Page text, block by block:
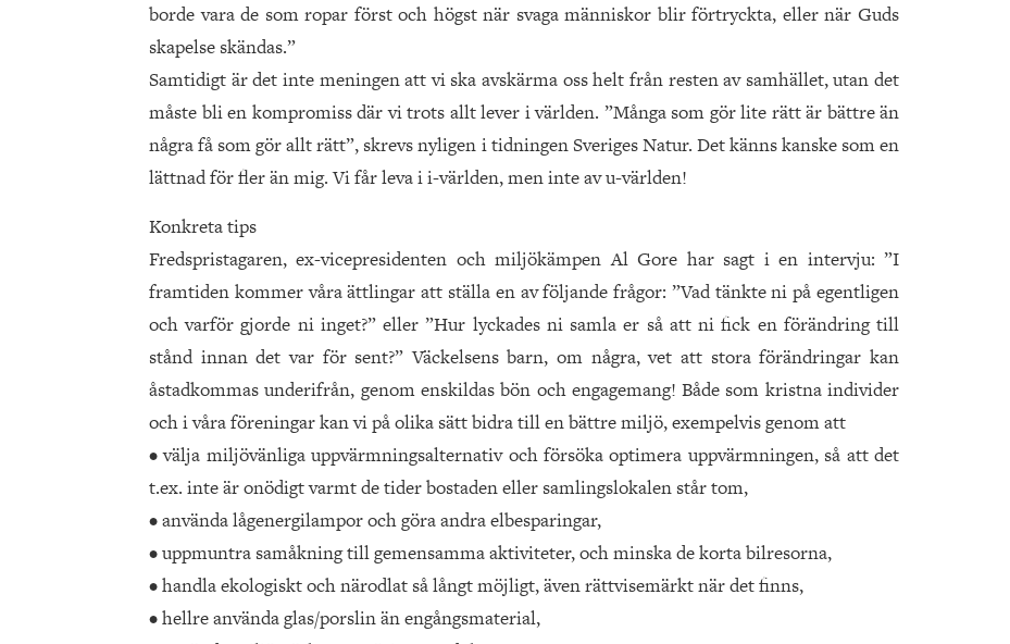
borde vara de som ropar först och högst när svaga människor blir förtryckta, eller när Guds
skapelse skändas.”
Samtidigt är det inte meningen att vi ska avskärma oss helt från resten av samhället, utan det
måste bli en kompromiss där vi trots allt lever i världen. ”Många som gör lite rätt är bättre än
några få som gör allt rätt”, skrevs nyligen i tidningen Sveriges Natur. Det känns kanske som en
lättnad för fler än mig. Vi får leva i i-världen, men inte av u-världen!
Konkreta tips
Fredspristagaren, ex-vicepresidenten och miljökämpen Al Gore har sagt i en intervju: ”I
framtiden kommer våra ättlingar att ställa en av följande frågor: ”Vad tänkte ni på egentligen
och varför gjorde ni inget?” eller ”Hur lyckades ni samla er så att ni fick en förändring till
stånd innan det var för sent?” Väckelsens barn, om några, vet att stora förändringar kan
åstadkommas underifrån, genom enskildas bön och engagemang! Både som kristna individer
och i våra föreningar kan vi på olika sätt bidra till en bättre miljö, exempelvis genom att
• välja miljövänliga uppvärmningsalternativ och försöka optimera uppvärmningen, så att det
t.ex. inte är onödigt varmt de tider bostaden eller samlingslokalen står tom,
• använda lågenergilampor och göra andra elbesparingar,
• uppmuntra samåkning till gemensamma aktiviteter, och minska de korta bilresorna,
• handla ekologiskt och närodlat så långt möjligt, även rättvisemärkt när det finns,
• hellre använda glas/porslin än engångsmaterial,